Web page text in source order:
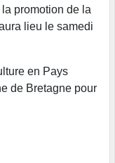
promotion de la
lieu le samedi
en Pays
de Bretagne pour